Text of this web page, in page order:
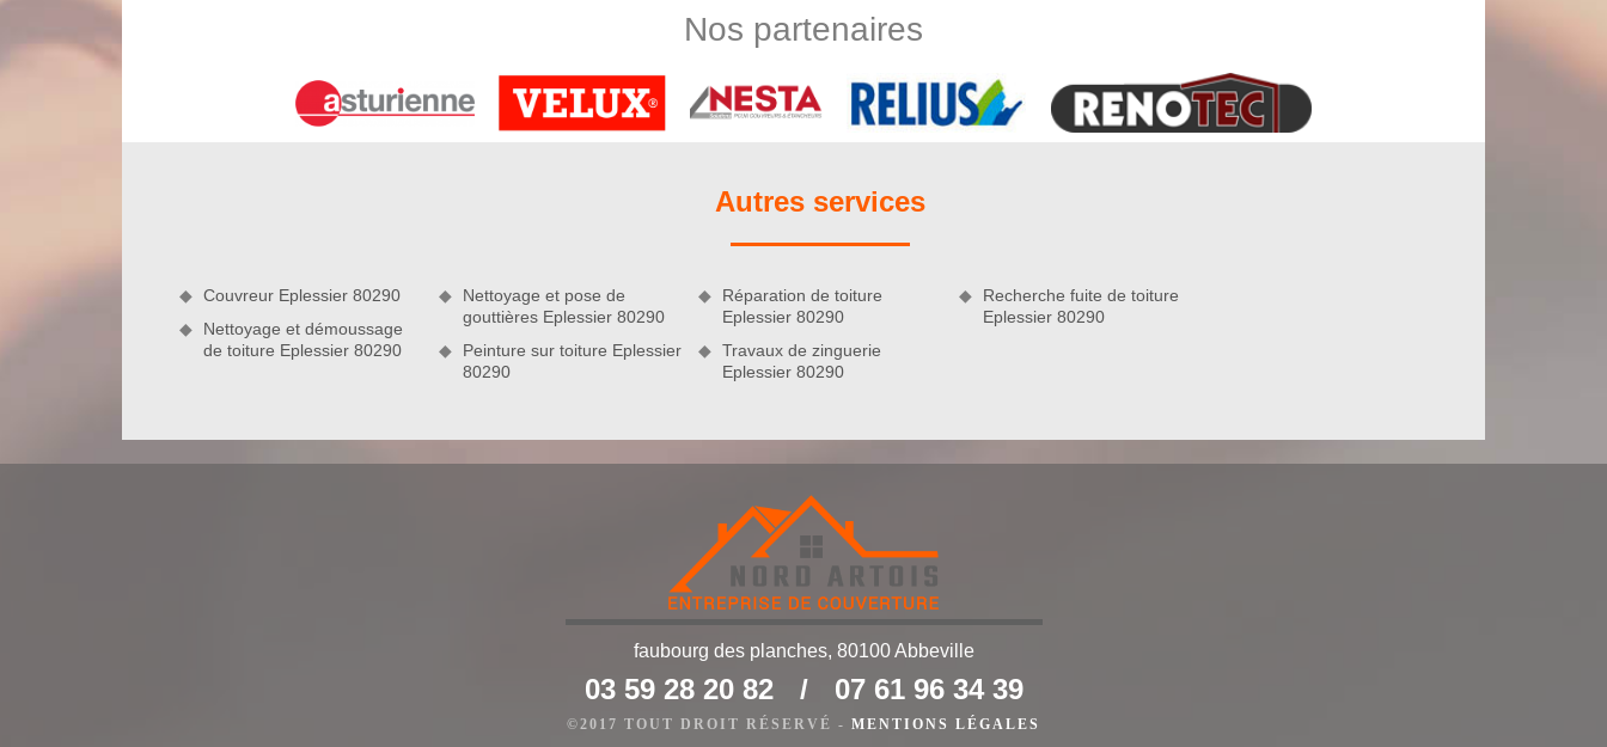
vous prévoyez de faire des travaux de façade à Eplessier 80290 et ses environs. Effectivement, notre
établissement est siégé dans la ville de Eplessier. Nous adressons uniquement des prestations de qualité à tous
Réparation de façade à Eplessier avec l’entreprise Nord Artois
services de réparation de façade. Nous allons tout mettre en œuvre pour remettre en état votre façade, de sorte
interventions, vos murs extérieurs retrouveront toute leur performance et leur esthétique. N’hésitez pas à nous
La gratuité des frais de déplacement de nos couvreurs ravaleurs
Installée dans la ville de Eplessier 80290, l’entreprise de couverture Nord Artois peut fournir des prestations de
travaux allant dans ce sens, nous prendrons en charge les frais de déplacement de nos artisans couvreurs.
Nos partenaires
Autres services
Couvreur Eplessier 80290
Nettoyage et démoussage
de toiture Eplessier 80290
Nettoyage et pose de
gouttières Eplessier 80290
Peinture sur toiture Eplessier
80290
Réparation de toiture
Eplessier 80290
Travaux de zinguerie
Eplessier 80290
Recherche fuite de toiture
Eplessier 80290
faubourg des planches, 80100 Abbeville
03 59 28 20 82 / 07 61 96 34 39
©2017 TOUT DROIT RÉSERVÉ - MENTIONS LÉGALES